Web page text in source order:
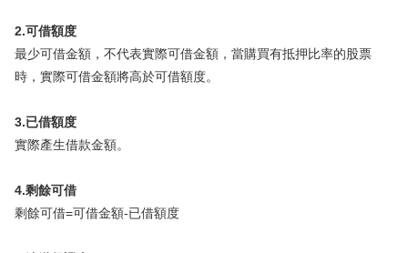
2.可借額度
最少可借金額，不代表實際可借金額，當購買有抵押比率的股票
時，實際可借金額將高於可借額度。
3.已借額度
實際產生借款金額。
4.剩餘可借
剩餘可借=可借金額-已借額度